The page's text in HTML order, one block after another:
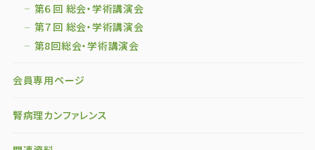
第６回 総会・学術講演会
第７回 総会・学術講演会
第8回総会・学術講演会
会員専用ページ
腎病理カンファレンス